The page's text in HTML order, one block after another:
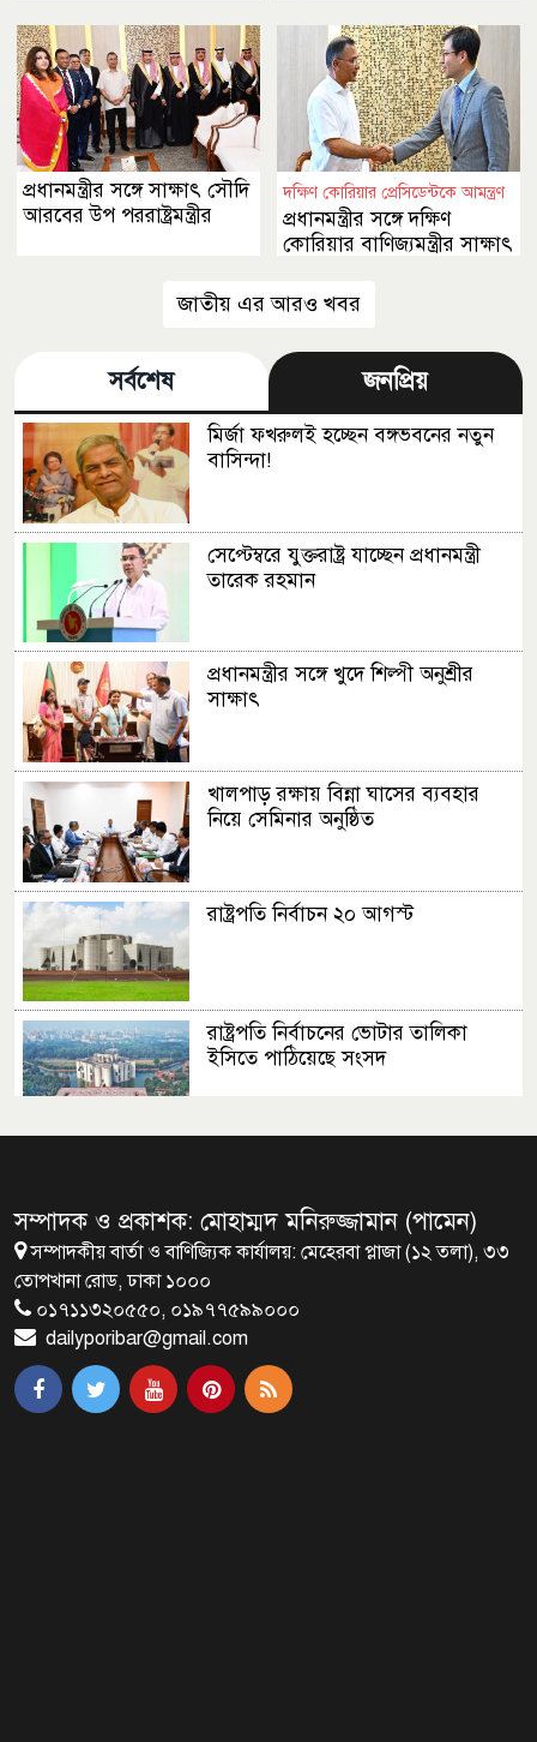
প্রধানমন্ত্রীর সঙ্গে সাক্ষাৎ সৌদি
আরবের উপ পররাষ্ট্রমন্ত্রীর
দক্ষিণ কোরিয়ার প্রেসিডেন্টকে আমন্ত্রণ
প্রধানমন্ত্রীর সঙ্গে দক্ষিণ
কোরিয়ার বাণিজ্যমন্ত্রীর সাক্ষাৎ
জাতীয় এর আরও খবর
সর্বশেষ জনপ্রিয়
মির্জা ফখরুলই হচ্ছেন বঙ্গভবনের নতুন
বাসিন্দা!
সেপ্টেম্বরে যুক্তরাষ্ট্র যাচ্ছেন প্রধানমন্ত্রী
তারেক রহমান
প্রধানমন্ত্রীর সঙ্গে খুদে শিল্পী অনুশ্রীর
সাক্ষাৎ
খালপাড় রক্ষায় বিন্না ঘাসের ব্যবহার
নিয়ে সেমিনার অনুষ্ঠিত
রাষ্ট্রপতি নির্বাচন ২০ আগস্ট
রাষ্ট্রপতি নির্বাচনের ভোটার তালিকা
ইসিতে পাঠিয়েছে সংসদ
ব্রাক্ষণবাড়িয়ায় বইপড়া কর্মসূচীর
শুভসূচনা
মালয়েশিয়ায় মারামারি করে তিন
বাংলাদেশি নিহত
সম্পাদক ও প্রকাশক: মোহাম্মদ মনিরুজ্জামান (পামেন)
সম্পাদকীয় বার্তা ও বাণিজ্যিক কার্যালয়: মেহেরবা প্লাজা (১২ তলা), ৩৩
তোপখানা রোড, ঢাকা ১০০০
০১৭১১৩২০৫৫০, ০১৯৭৭৫৯৯০০০
dailyporibar@gmail.com